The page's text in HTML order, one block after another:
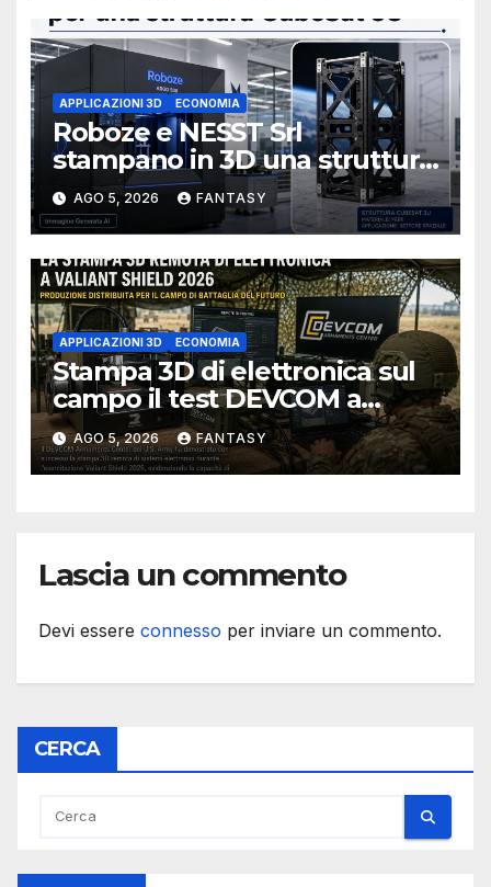
APPLICAZIONI 3D ECONOMIA
Roboze e NESST Srl
stampano in 3D una struttura
CubeSat 3U in Carbon PEEK
AGO 5, 2026 FANTASY
APPLICAZIONI 3D ECONOMIA
Stampa 3D di elettronica sul
campo il test DEVCOM a
Valiant Shield 2026
AGO 5, 2026 FANTASY
Lascia un commento
Devi essere connesso per inviare un commento.
CERCA